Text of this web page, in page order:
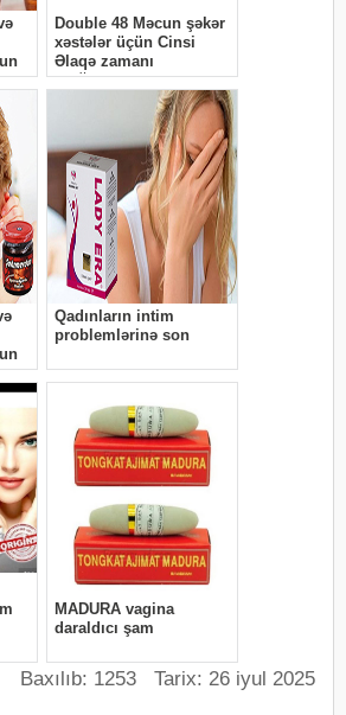
Baxılıb: 1253 Tarix: 26 iyul 2025